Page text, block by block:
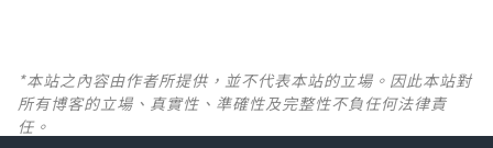
*本站之內容由作者所提供，並不代表本站的立場。因此本站對
所有博客的立場、真實性、準確性及完整性不負任何法律責
任。